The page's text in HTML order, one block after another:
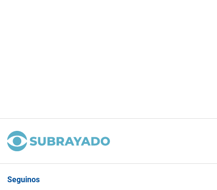
Seguinos